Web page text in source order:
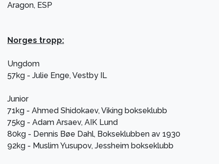
Aragon, ESP
Norges tropp:
Ungdom
57kg - Julie Enge, Vestby IL
Junior
71kg - Ahmed Shidokaev, Viking bokseklubb
75kg - Adam Arsaev, AIK Lund
80kg - Dennis Bøe Dahl, Bokseklubben av 1930
92kg - Muslim Yusupov, Jessheim bokseklubb